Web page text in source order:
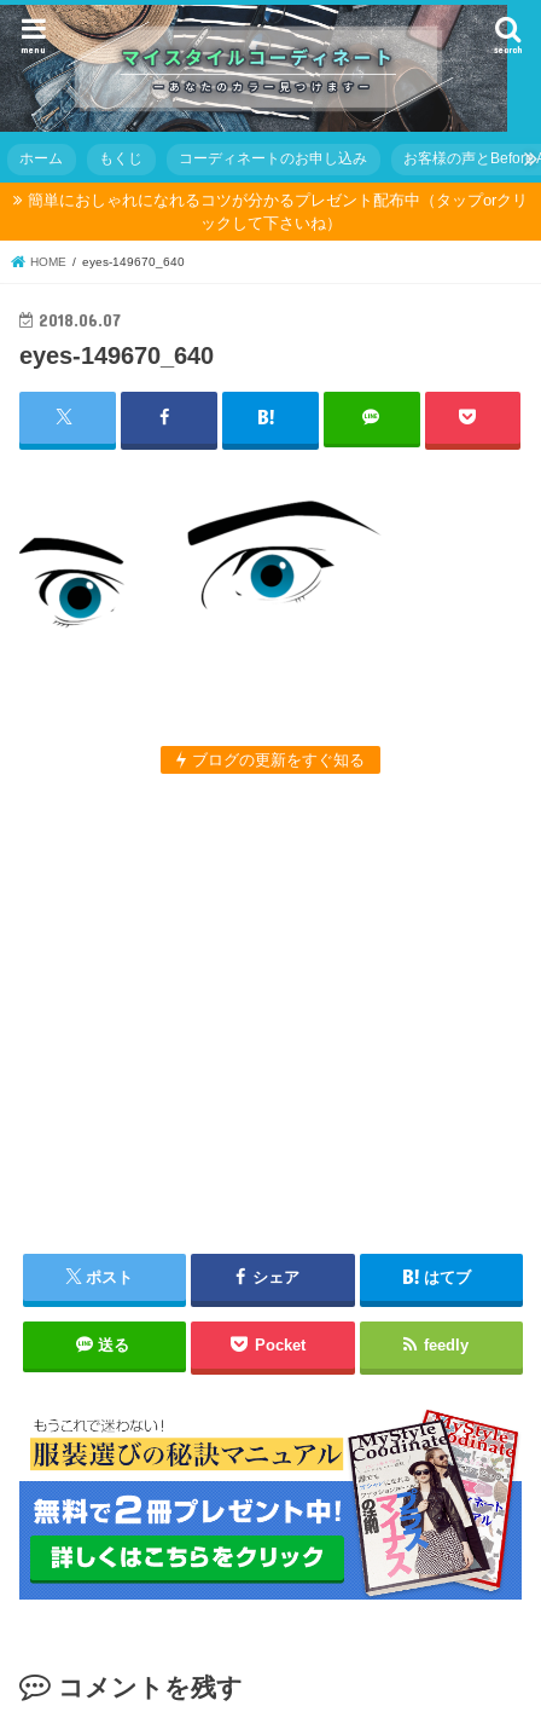
search
menu
ホーム もくじ コーディネートのお申し込み お客様の声とBefore
簡単におしゃれになれるコツが分かるプレゼント配布中（タップorクリ
ックして下さいね）
HOME eyes-149670_640
2018.06.07
eyes-149670_640
ブログの更新をすぐ知る
ポスト シェア はてブ
送る Pocket feedly
コメントを残す